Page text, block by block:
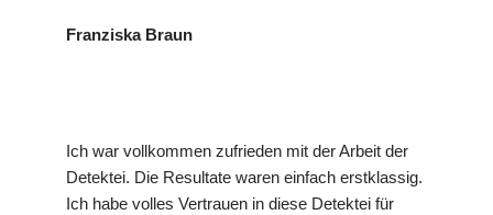
Franziska Braun
Ich war vollkommen zufrieden mit der Arbeit der
Detektei. Die Resultate waren einfach erstklassig.
Ich habe volles Vertrauen in diese Detektei für